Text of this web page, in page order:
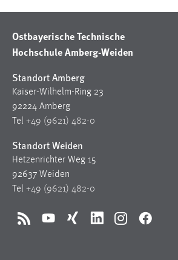
Ostbayerische Technische
Hochschule Amberg-Weiden
Standort Amberg
Kaiser-Wilhelm-Ring 23
92224 Amberg
Tel +49 (9621) 482-0
Standort Weiden
Hetzenrichter Weg 15
92637 Weiden
Tel +49 (9621) 482-0
RSS YouTubeXing LinkedInInstagramFacebook